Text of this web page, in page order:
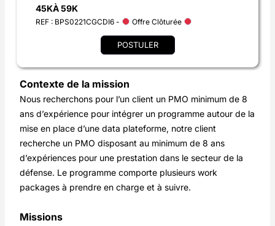
45KÀ 59K
REF : BPS0221CGCDI6 - Offre Clôturée
POSTULER
Contexte de la mission
Nous recherchons pour l’un client un PMO minimum de 8
ans d’expérience pour intégrer un programme autour de la
mise en place d’une data plateforme, notre client
recherche un PMO disposant au minimum de 8 ans
d’expériences pour une prestation dans le secteur de la
défense. Le programme comporte plusieurs work
packages à prendre en charge et à suivre.
Missions